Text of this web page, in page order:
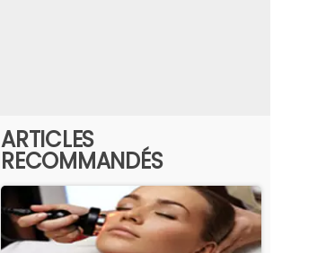
ARTICLES
RECOMMANDÉS